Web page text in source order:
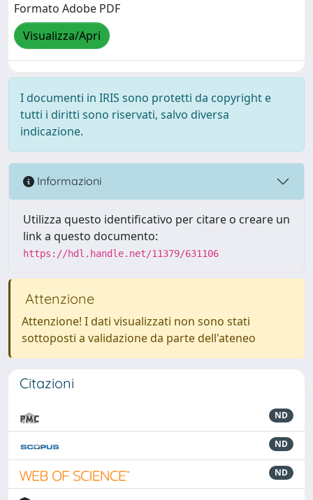
Formato Adobe PDF
Visualizza/Apri
I documenti in IRIS sono protetti da copyright e
tutti i diritti sono riservati, salvo diversa
indicazione.
Informazioni
Utilizza questo identificativo per citare o creare un
link a questo documento:
https://hdl.handle.net/11379/631106
Attenzione
Attenzione! I dati visualizzati non sono stati
sottoposti a validazione da parte dell'ateneo
Citazioni
ND
ND
ND